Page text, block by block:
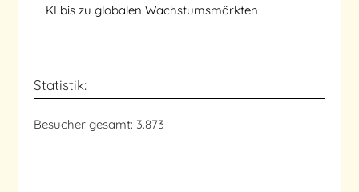
KI bis zu globalen Wachstumsmärkten
Statistik:
Besucher gesamt: 3.873